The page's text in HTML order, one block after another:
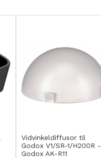
Vidvinkeldiffusor til
Godox V1/SR-1/H200R -
Godox AK-R11
Kjøp
LEGG
TIL